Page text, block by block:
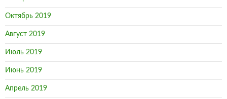
Октябрь 2019
Август 2019
Июль 2019
Июнь 2019
Апрель 2019